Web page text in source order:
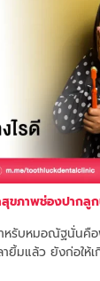
ภาพช่องปากลูก
รับหมอณัฐนั่นคื
ยิ้มแล้ว ยังก่อให้